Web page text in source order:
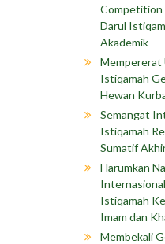
Competition
Darul
Akademik
Mempererat
Istiqamah
Hewan
Semangat
Istiqamah
Sumatif
Harumkan
Istiqamah
Imam dan
Membekali